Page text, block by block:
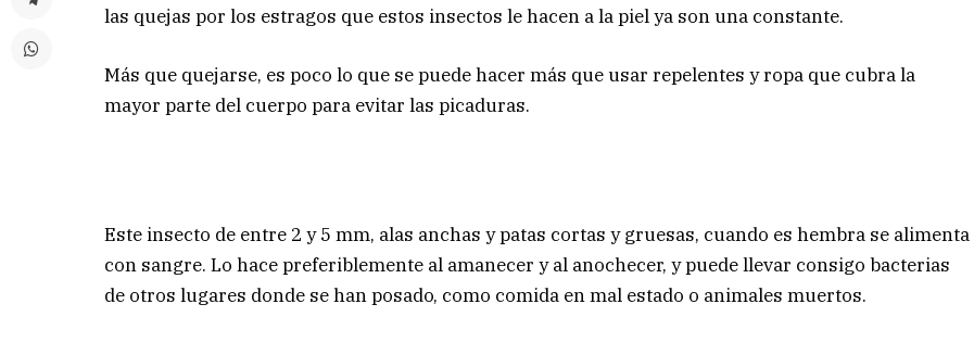
las quejas por los estragos que estos insectos le hacen a la piel ya son una constante.
Más que quejarse, es poco lo que se puede hacer más que usar repelentes y ropa que cubra la
mayor parte del cuerpo para evitar las picaduras.
Este insecto de entre 2 y 5 mm, alas anchas y patas cortas y gruesas, cuando es hembra se alimenta
con sangre. Lo hace preferiblemente al amanecer y al anochecer, y puede llevar consigo bacterias
de otros lugares donde se han posado, como comida en mal estado o animales muertos.